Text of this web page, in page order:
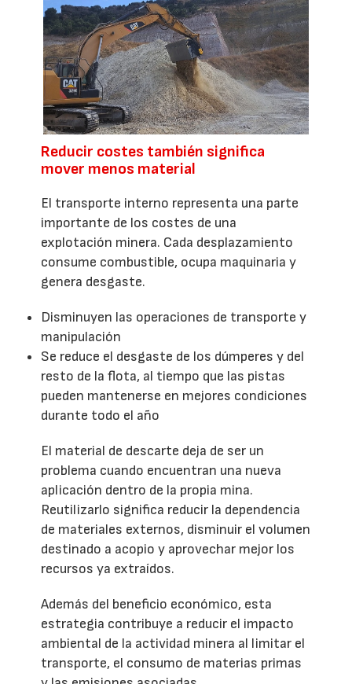
Reducir costes también significa
mover menos material
El transporte interno representa una parte
importante de los costes de una
explotación minera. Cada desplazamiento
consume combustible, ocupa maquinaria y
genera desgaste.
Disminuyen las operaciones de transporte y
manipulación
Se reduce el desgaste de los dúmperes y del
resto de la flota, al tiempo que las pistas
pueden mantenerse en mejores condiciones
durante todo el año
El material de descarte deja de ser un
problema cuando encuentran una nueva
aplicación dentro de la propia mina.
Reutilizarlo significa reducir la dependencia
de materiales externos, disminuir el volumen
destinado a acopio y aprovechar mejor los
recursos ya extraídos.
Además del beneficio económico, esta
estrategia contribuye a reducir el impacto
ambiental de la actividad minera al limitar el
transporte, el consumo de materias primas